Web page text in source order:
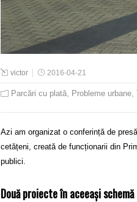
victor 2016-04-21
Parcări cu plată Probleme urbane
Azi am organizat o conferință de
cetățeni, creată de funcționarii din
publici.
Două proiecte în aceeași schemă